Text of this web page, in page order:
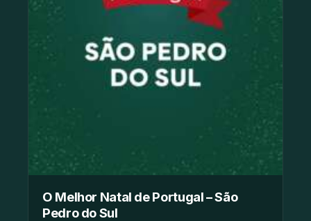
O Melhor Natal de Portugal – São
Pedro do Sul